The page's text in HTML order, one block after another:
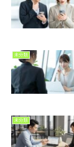
未分類
未分類